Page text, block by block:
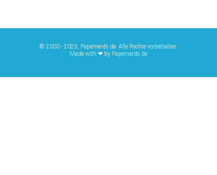
© 2000 - 2025, Papernerds.de. Alle Rechte vorbehalten.
Made with ❤ by Papernerds.de